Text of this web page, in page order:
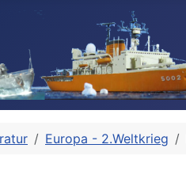
Europa - 2.Weltkrieg